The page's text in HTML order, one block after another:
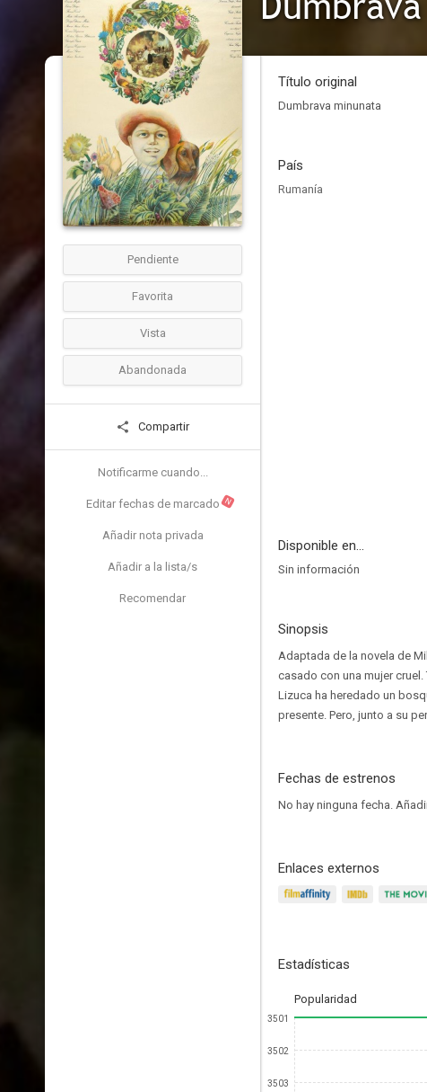
Pendiente
Favorita
Vista
Abandonada
Compartir
Notificarme cuando...
Editar fechas de marcado N
Añadir nota privada
Añadir a la lista/s
Recomendar
Título original
Dumbrava minunata
País
Rumanía
Disponible en...
Sin información
Sinopsis
Adaptada de la novela de
casado con una mujer
Lizuca ha heredado un
presente. Pero, junto a su
Fechas de estrenos
No hay ninguna fecha.
Enlaces externos
Estadísticas
Popularidad
3501
3502
3503